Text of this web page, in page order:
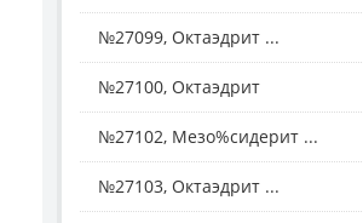
№27099, Октаэдрит ...
№27100, Октаэдрит
№27102, Мезо%сидерит ...
№27103, Октаэдрит ...